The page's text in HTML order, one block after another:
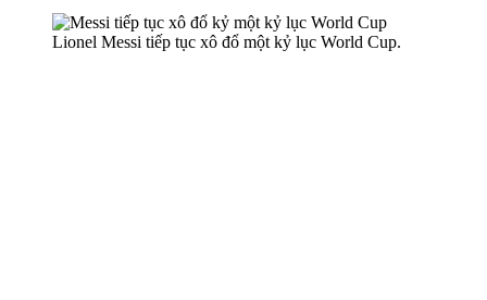
Lionel Messi tiếp tục xô đổ một kỷ lục World Cup.